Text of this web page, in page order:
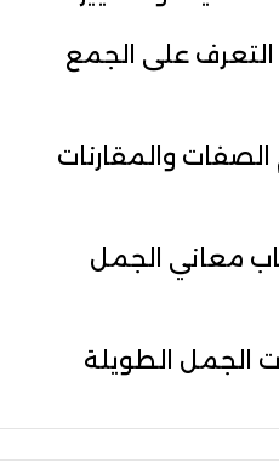
على الجمع
والمقارنات
معاني الجمل
الجمل الطويلة